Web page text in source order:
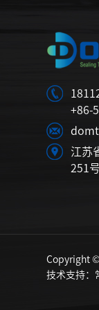
+86-
江苏
251号
Copyright ©
技术支持：